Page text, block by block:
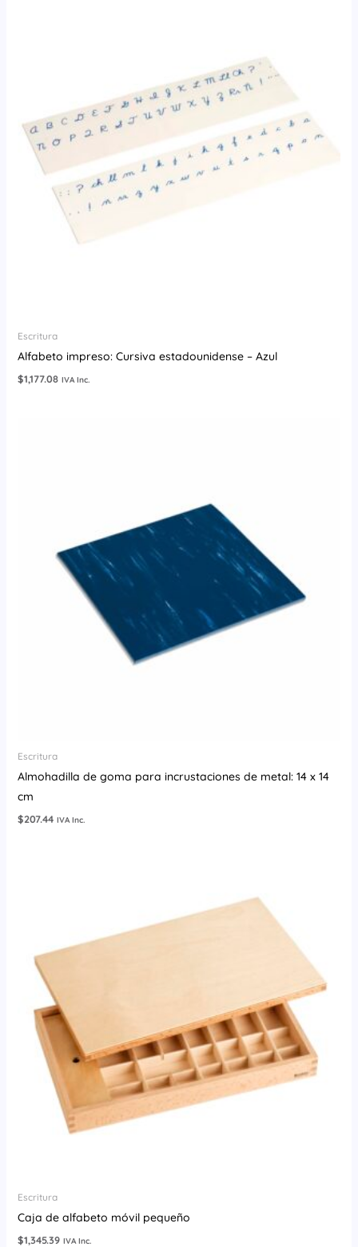
Escritura
Alfabeto impreso: Cursiva estadounidense – Azul
$1,177.08 IVA Inc.
Escritura
Almohadilla de goma para incrustaciones de metal: 14 x 14
cm
$207.44 IVA Inc.
Escritura
Caja de alfabeto móvil pequeño
$1,345.39 IVA Inc.